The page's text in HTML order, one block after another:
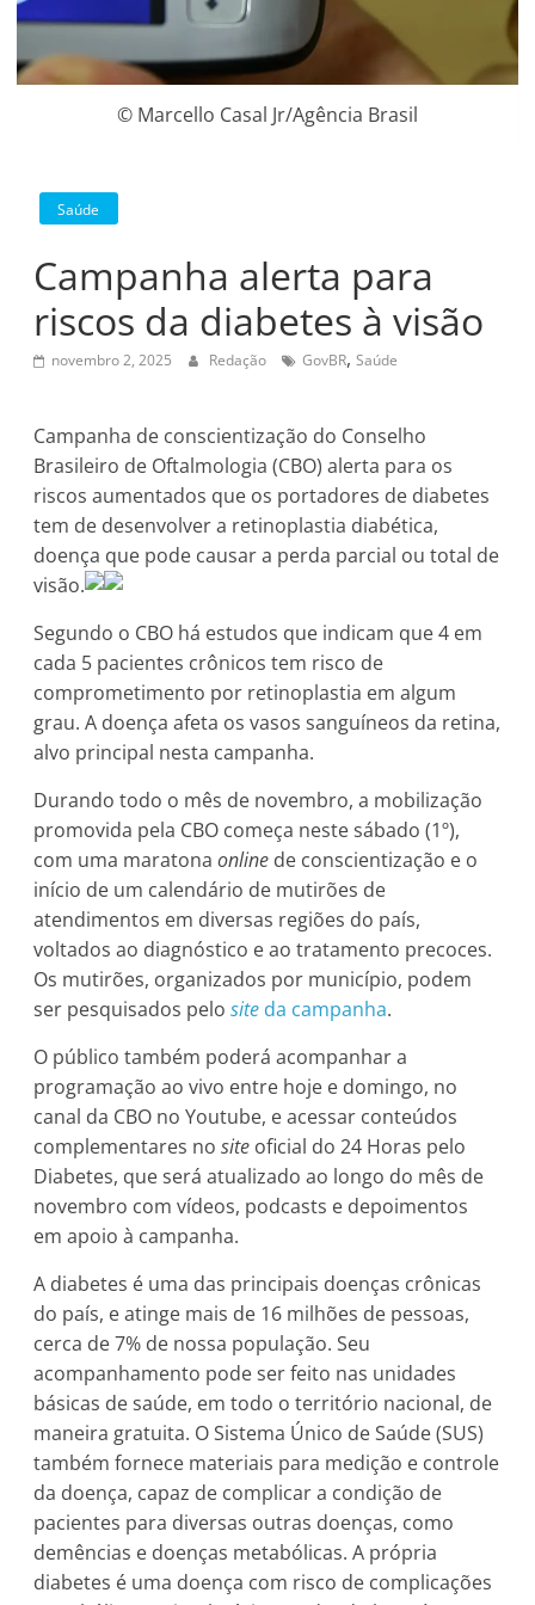
© Marcello Casal Jr/Agência Brasil
Saúde
Campanha alerta para
riscos da diabetes à visão
novembro 2, 2025 Redação GovBR,Saúde
Campanha de conscientização do Conselho
Brasileiro de Oftalmologia (CBO) alerta para os
riscos aumentados que os portadores de diabetes
tem de desenvolver a retinoplastia diabética,
doença que pode causar a perda parcial ou total de
visão.
Segundo o CBO há estudos que indicam que 4 em
cada 5 pacientes crônicos tem risco de
comprometimento por retinoplastia em algum
grau. A doença afeta os vasos sanguíneos da retina,
alvo principal nesta campanha.
Durando todo o mês de novembro, a mobilização
promovida pela CBO começa neste sábado (1º),
com uma maratonaonline de conscientização e o
início de um calendário de mutirões de
atendimentos em diversas regiões do país,
voltados ao diagnóstico e ao tratamento precoces.
Os mutirões, organizados por município, podem
ser pesquisados pelosite da campanha.
O público também poderá acompanhar a
programação ao vivo entre hoje e domingo, no
canal da CBO no Youtube, e acessar conteúdos
complementares nosite oficial do 24 Horas pelo
Diabetes, que será atualizado ao longo do mês de
novembro com vídeos, podcasts e depoimentos
em apoio à campanha.
A diabetes é uma das principais doenças crônicas
do país, e atinge mais de 16 milhões de pessoas,
cerca de 7% de nossa população. Seu
acompanhamento pode ser feito nas unidades
básicas de saúde, em todo o território nacional, de
maneira gratuita. O Sistema Único de Saúde (SUS)
também fornece materiais para medição e controle
da doença, capaz de complicar a condição de
pacientes para diversas outras doenças, como
demências e doenças metabólicas. A própria
diabetes é uma doença com risco de complicações